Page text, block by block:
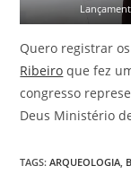
Quero registrar
Ribeiro que fez
congresso
Deus Ministério
TAGS:ARQUEOLOGIA,